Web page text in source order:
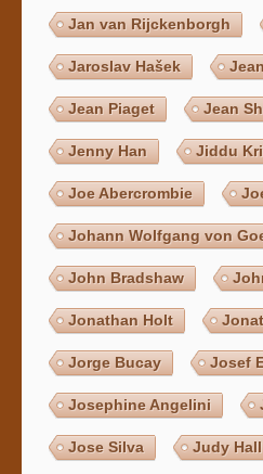
Jan van Rijckenborgh
Jaroslav Hašek
Jean Piaget Jean
Jenny Han Jiddu
Joe Abercrombie
Johann Wolfgang von
John Bradshaw
Jonathan Holt
Jorge Bucay Josef
Josephine Angelini
Jose Silva Judy Hall